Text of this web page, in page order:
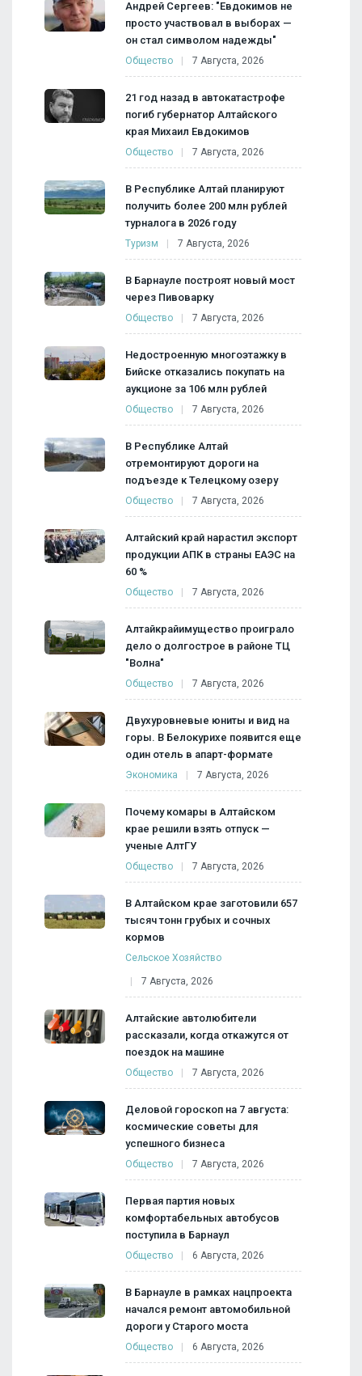
Андрей Сергеев: "Евдокимов не
просто участвовал в выборах —
он стал символом надежды"
Общество 7 Августа, 2026
21 год назад в автокатастрофе
погиб губернатор Алтайского
края Михаил Евдокимов
Общество 7 Августа, 2026
В Республике Алтай планируют
получить более 200 млн рублей
турналога в 2026 году
Туризм 7 Августа, 2026
В Барнауле построят новый мост
через Пивоварку
Общество 7 Августа, 2026
Недостроенную многоэтажку в
Бийске отказались покупать на
аукционе за 106 млн рублей
Общество 7 Августа, 2026
В Республике Алтай
отремонтируют дороги на
подъезде к Телецкому озеру
Общество 7 Августа, 2026
Алтайский край нарастил экспорт
продукции АПК в страны ЕАЭС на
60 %
Общество 7 Августа, 2026
Алтайкрайимущество проиграло
дело о долгострое в районе ТЦ
"Волна"
Общество 7 Августа, 2026
Двухуровневые юниты и вид на
горы. В Белокурихе появится еще
один отель в апарт-формате
Экономика 7 Августа, 2026
Почему комары в Алтайском
крае решили взять отпуск —
ученые АлтГУ
Общество 7 Августа, 2026
В Алтайском крае заготовили 657
тысяч тонн грубых и сочных
кормов
Сельское Хозяйство
7 Августа, 2026
Алтайские автолюбители
рассказали, когда откажутся от
поездок на машине
Общество 7 Августа, 2026
Деловой гороскоп на 7 августа:
космические советы для
успешного бизнеса
Общество 7 Августа, 2026
Первая партия новых
комфортабельных автобусов
поступила в Барнаул
Общество 6 Августа, 2026
В Барнауле в рамках нацпроекта
начался ремонт автомобильной
дороги у Старого моста
Общество 6 Августа, 2026